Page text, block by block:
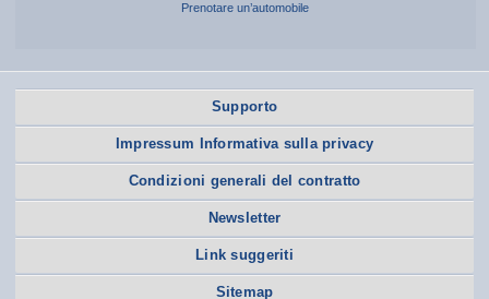
Prenotare un’automobile
Supporto
Impressum Informativa sulla privacy
Condizioni generali del contratto
Newsletter
Link suggeriti
Sitemap